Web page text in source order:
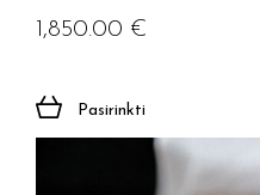
1,850.00 €
Pasirinkti